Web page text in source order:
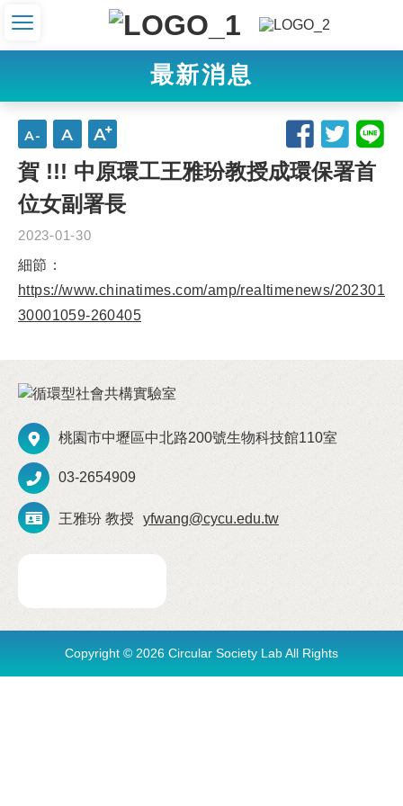
最新消息
賀 !!! 中原環工王雅玢教授成環保署首
位女副署長
2023-01-30
細節：
https://www.chinatimes.com/amp/realtimenews/202301
30001059-260405
桃園市中壢區中北路200號生物科技館110室
03-2654909
王雅玢 教授 yfwang@cycu.edu.tw
Copyright © 2026 Circular Society Lab All Rights